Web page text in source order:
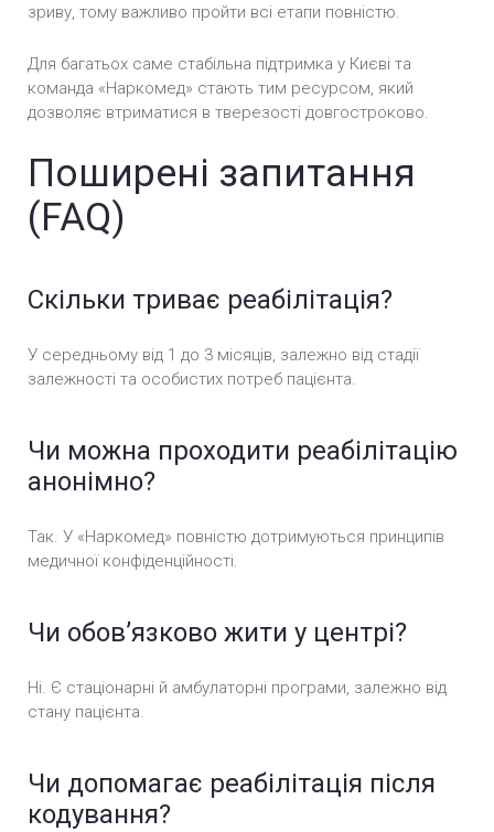
зриву, тому важливо пройти всі етапи повністю.
Для багатьох саме стабільна підтримка у Києві та
команда «Наркомед» стають тим ресурсом, який
дозволяє втриматися в тверезості довгостроково.
Поширені запитання
(FAQ)
Скільки триває реабілітація?
У середньому від 1 до 3 місяців, залежно від стадії
залежності та особистих потреб пацієнта.
Чи можна проходити реабілітацію
анонімно?
Так. У «Наркомед» повністю дотримуються принципів
медичної конфіденційності.
Чи обов’язково жити у центрі?
Ні. Є стаціонарні й амбулаторні програми, залежно від
стану пацієнта.
Чи допомагає реабілітація після
кодування?